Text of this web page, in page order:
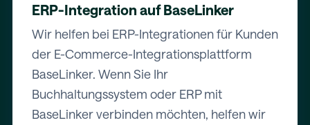
ERP-Integration auf BaseLinker
Wir helfen bei ERP-Integrationen für Kunden
der E-Commerce-Integrationsplattform
BaseLinker. Wenn Sie Ihr
Buchhaltungssystem oder ERP mit
BaseLinker verbinden möchten, helfen wir